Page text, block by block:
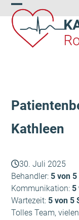
Skip
to
content
Open
mobile
menu
Close
mobile
menu
Kathleen
30. Juli 2025
Behandler: 5 von
Kommunikation: 5
Wartezeit: 5 von 5
Tolles Team,